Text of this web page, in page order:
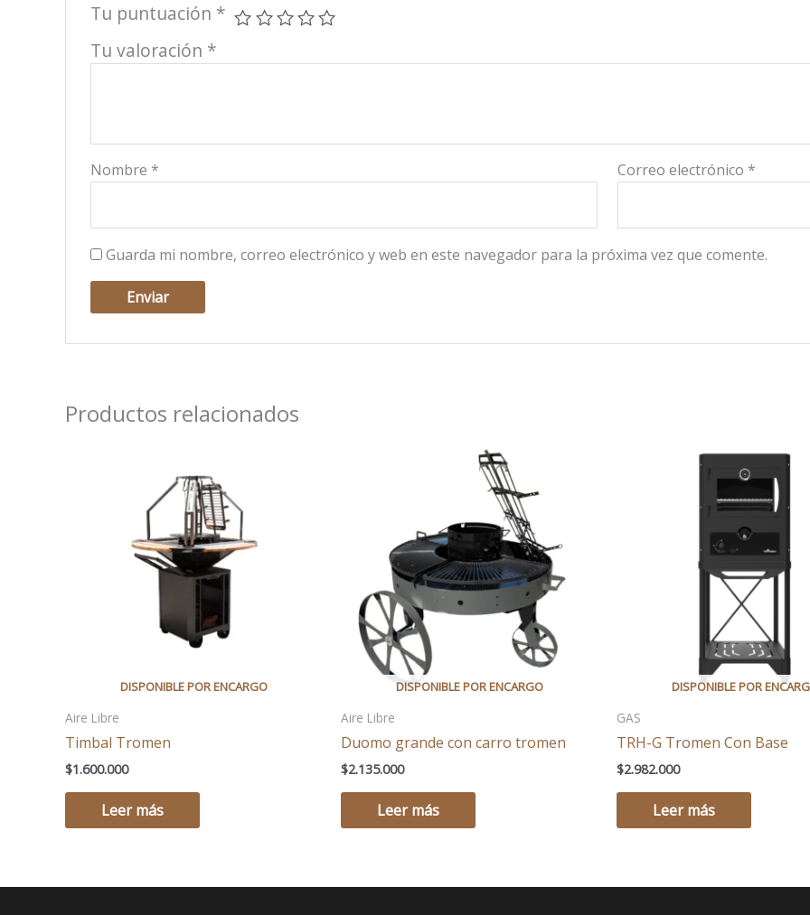
Tu puntuación *
Tu valoración *
Nombre * Correo electrónico *
Guarda mi nombre, correo electrónico y web en este navegador para la próxima vez que comente.
Productos relacionados
Aire Libre
Timbal Tromen
$1.600.000
Leer más
Aire Libre
Duomo grande con carro tromen
$2.135.000
Leer más
GAS
TRH-G Tromen Con Base
$2.982.000
Leer más